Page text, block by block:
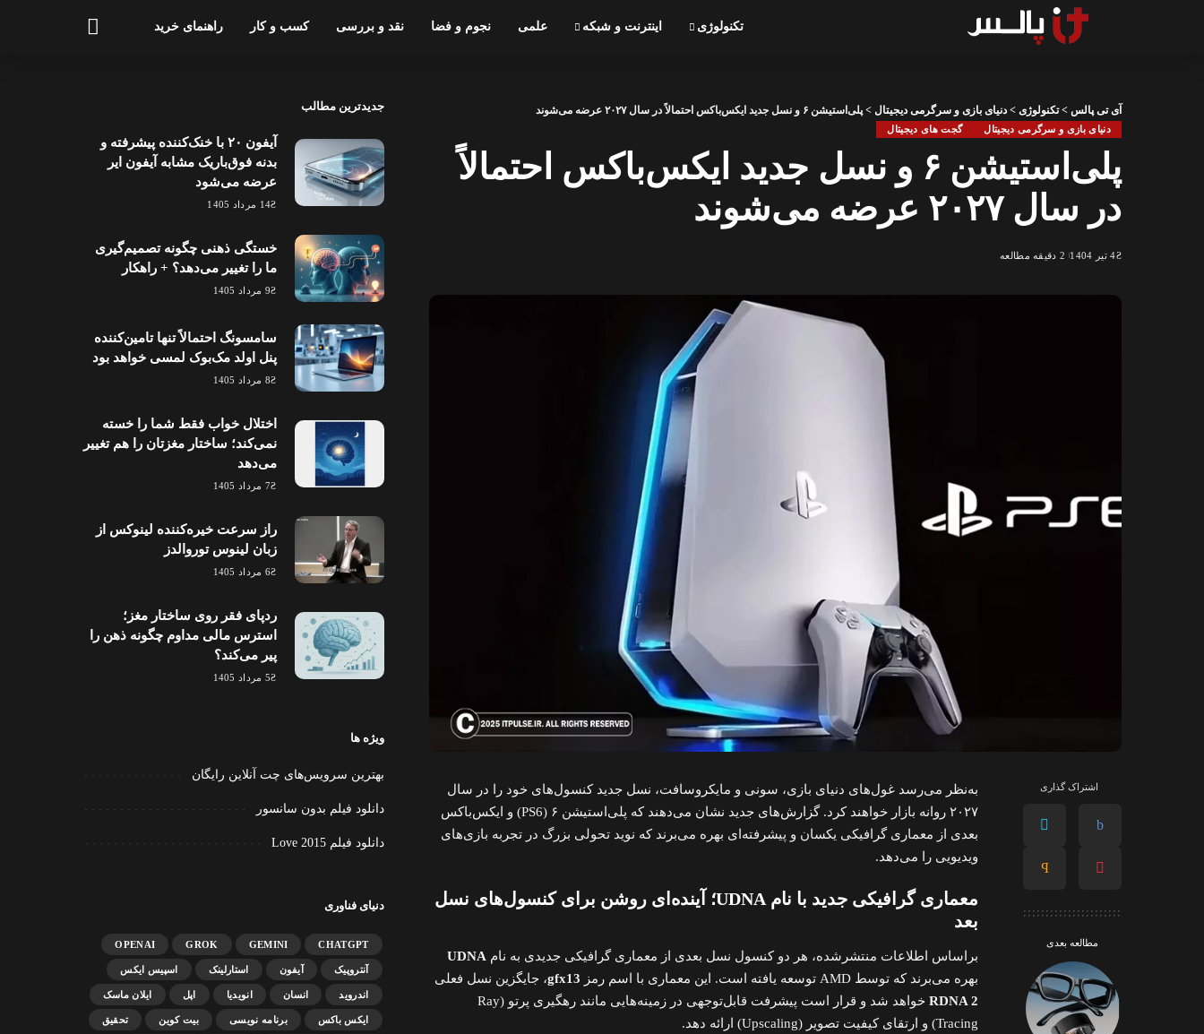
تکنولوژی اینترنت و شبکه علمی نجوم و فضا نقد و بررسی کسب و کار راهنمای خرید
آی تی پالس >تکنولوژی >دنیای بازی و سرگرمی دیجیتال >پلی‌استیشن ۶ و نسل جدید ایکس‌باکس احتمالاً در سال ۲۰۲۷ عرضه می‌شوند
دنیای بازی و سرگرمی دیجیتال گجت های دیجیتال
پلی‌استیشن ۶ و نسل جدید ایکس‌باکس احتمالاً
در سال ۲۰۲۷ عرضه می‌شوند
4 تیر 1404 2 دقیقه مطالعه
اشتراک گذاری
مطالعه بعدی
به‌نظر می‌رسد غول‌های دنیای بازی، سونی و مایکروسافت، نسل جدید کنسول‌های خود را در سال
۲۰۲۷ روانه بازار خواهند کرد. گزارش‌های جدید نشان می‌دهند که پلی‌استیشن ۶ (PS6) و ایکس‌باکس
بعدی از معماری گرافیکی یکسان و پیشرفته‌ای بهره می‌برند که نوید تحولی بزرگ در تجربه بازی‌های
ویدیویی را می‌دهد.
معماری گرافیکی جدید با نام UDNA؛ آینده‌ای روشن برای کنسول‌های نسل
بعد
براساس اطلاعات منتشرشده، هر دو کنسول نسل بعدی از معماری گرافیکی جدیدی به نام UDNA
بهره می‌برند که توسط AMD توسعه یافته است. این معماری با اسم رمز
gfx13، جایگزین نسل فعلی
RDNA 2
خواهد شد و قرار است پیشرفت قابل‌توجهی در زمینه‌هایی مانند رهگیری پرتو (Ray
Tracing) و ارتقای کیفیت تصویر (Upscaling) ارائه دهد.
جدیدترین مطالب
آیفون ۲۰ با خنک‌کننده پیشرفته و
بدنه فوق‌باریک مشابه آیفون ایر
عرضه می‌شود
14 مرداد 1405
خستگی ذهنی چگونه تصمیم‌گیری
ما را تغییر می‌دهد؟ + راهکار
9 مرداد 1405
سامسونگ احتمالاً تنها تامین‌کننده
پنل اولد مک‌بوک لمسی خواهد بود
8 مرداد 1405
اختلال خواب فقط شما را خسته
نمی‌کند؛ ساختار مغزتان را هم تغییر
می‌دهد
7 مرداد 1405
راز سرعت خیره‌کننده لینوکس از
زبان لینوس توروالدز
6 مرداد 1405
ردپای فقر روی ساختار مغز؛
استرس مالی مداوم چگونه ذهن را
پیر می‌کند؟
5 مرداد 1405
ویژه ها
بهترین سرویس‌های چت آنلاین رایگان
دانلود فیلم بدون سانسور
دانلود فیلم Love 2015
دنیای فناوری
CHATGPT
GEMINI
GROK
OPENAI
آنتروپیک آیفون استارلینک اسپیس ایکس
اندروید انسان انویدیا اپل ایلان ماسک
ایکس باکس برنامه نویسی بیت کوین تحقیق